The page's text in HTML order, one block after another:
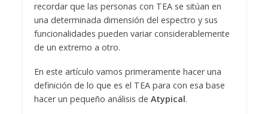
recordar que las personas con TEA se sitúan en
una determinada dimensión del espectro y sus
funcionalidades pueden variar considerablemente
de un extremo a otro.
En este artículo vamos primeramente hacer una
definición de lo que es el TEA para con esa base
hacer un pequeño análisis de Atypical.